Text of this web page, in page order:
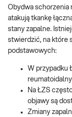
Obydwa schorzenia
atakują tkankę
stany zapalne.
stwierdzić, na które
podstawowych:
W przypadku
reumatoidalny
Na ŁZS
objawy są
Zmiany